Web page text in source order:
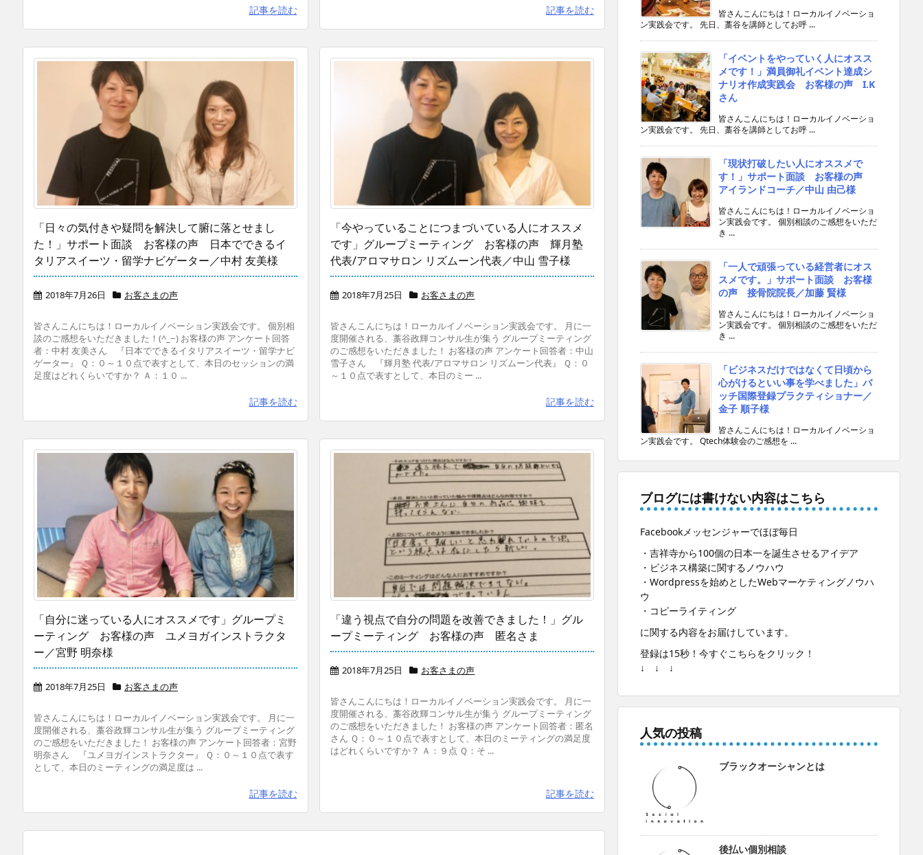
記事を読む 記事を読む
「日々の気付きや疑問を解決して腑に落とせまし
た！」サポート面談 お客様の声 日本でできるイ
タリアスイーツ・留学ナビゲーター／中村 友美様
2018年7月26日 お客さまの声
皆さんこんにちは！ローカルイノベーション実践会です。 個別相
談のご感想をいただきました！(^_−) お客様の声 アンケート回答
者：中村 友美さん 『日本でできるイタリアスイーツ・留学ナビ
ゲーター』 Ｑ：０～１０点で表すとして、本日のセッションの満
足度はどれくらいですか？ Ａ：１０ ...
記事を読む
「今やっていることにつまづいている人にオススメ
です」グループミーティング お客様の声 輝月塾
代表/アロマサロン リズムーン代表／中山 雪子様
2018年7月25日 お客さまの声
皆さんこんにちは！ローカルイノベーション実践会です。 月に一
度開催される、藁谷政輝コンサル生が集う グループミーティング
のご感想をいただきました！ お客様の声 アンケート回答者：中山
雪子さん 『輝月塾 代表/アロマサロン リズムーン代表』 Ｑ：０
～１０点で表すとして、本日のミー ...
記事を読む
「自分に迷っている人にオススメです」グループミ
ーティング お客様の声 ユメヨガインストラクタ
ー／宮野 明奈様
2018年7月25日 お客さまの声
皆さんこんにちは！ローカルイノベーション実践会です。 月に一
度開催される、藁谷政輝コンサル生が集う グループミーティング
のご感想をいただきました！ お客様の声 アンケート回答者：宮野
明奈さん 『ユメヨガインストラクター』 Ｑ：０～１０点で表す
として、本日のミーティングの満足度は ...
記事を読む
「違う視点で自分の問題を改善できました！」グル
ープミーティング お客様の声 匿名さま
2018年7月25日 お客さまの声
皆さんこんにちは！ローカルイノベーション実践会です。 月に一
度開催される、藁谷政輝コンサル生が集う グループミーティング
のご感想をいただきました！ お客様の声 アンケート回答者：匿名
さん Ｑ：０～１０点で表すとして、本日のミーティングの満足度
はどれくらいですか？ Ａ：９点 Ｑ：そ ...
記事を読む
皆さんこんにちは！ローカルイノベーショ
ン実践会です。 先日、藁谷を講師としてお呼 ...
「イベントをやっていく人にオスス
メです！」満員御礼イベント達成シ
ナリオ作成実践会 お客様の声 I.K
さん
皆さんこんにちは！ローカルイノベーショ
ン実践会です。 先日、藁谷を講師としてお呼 ...
「現状打破したい人にオススメで
す！」サポート面談 お客様の声
アイランドコーチ／中山 由己様
皆さんこんにちは！ローカルイノベーショ
ン実践会です。 個別相談のご感想をいただ
き ...
「一人で頑張っている経営者にオス
スメです。」サポート面談 お客様
の声 接骨院院長／加藤 賢様
皆さんこんにちは！ローカルイノベーショ
ン実践会です。 個別相談のご感想をいただ
き ...
「ビジネスだけではなくて日頃から
心がけるといい事を学べました」バ
ッチ国際登録プラクティショナー／
金子 順子様
皆さんこんにちは！ローカルイノベーショ
ン実践会です。 Qtech体験会のご感想を ...
ブログには書けない内容はこちら
Facebookメッセンジャーでほぼ毎日
・吉祥寺から100個の日本一を誕生させるアイデア
・ビジネス構築に関するノウハウ
・Wordpressを始めとしたWebマーケティングノウハ
ウ
・コピーライティング
に関する内容をお届けしています。
登録は15秒！今すぐこちらをクリック！
↓ ↓ ↓
人気の投稿
ブラックオーシャンとは
後払い個別相談